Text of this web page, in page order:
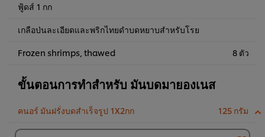
ฟู้ดส์ 1 กก
เกลือป่นละเอียดและพริกไทยดำบดหยาบสำหรับโรย
Frozen shrimps, thawed 8 ตัว
ขั้นตอนการทำสำหรับ มันบดมายองเนส
คนอร์ มันฝรั่งบดสำเร็จรูป 1X2กก 125 กรัม